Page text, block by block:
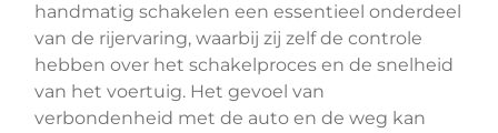
handmatig schakelen een essentieel onderdeel
van de rijervaring, waarbij zij zelf de controle
hebben over het schakelproces en de snelheid
van het voertuig. Het gevoel van
verbondenheid met de auto en de weg kan